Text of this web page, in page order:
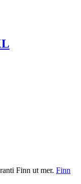
Finn ut mer. Finn